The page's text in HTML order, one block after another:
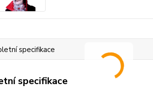
specifikace
specifikace